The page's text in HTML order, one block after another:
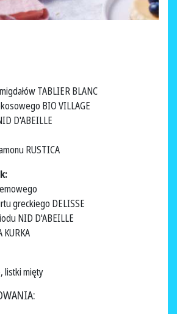
TABLIER BLANC
BIO VILLAGE
D'ABEILLE
RUSTICA
greckiego DELISSE
NID D'ABEILLE
KURKA
listki mięty